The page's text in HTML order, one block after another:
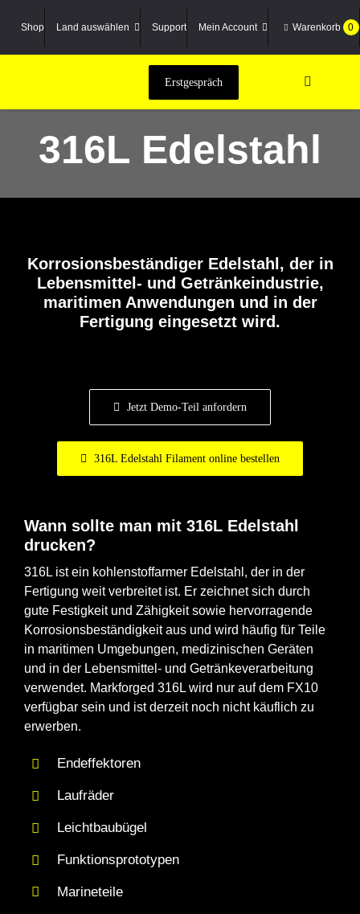
Inhalt
springen
Shop Land auswählen Support Mein Account Warenkorb 0
Erstgespräch
3D-
Academy
316L Edelstahl
Korrosionsbeständiger Edelstahl, der in
Lebensmittel- und Getränkeindustrie,
maritimen Anwendungen und in der
Fertigung eingesetzt wird.
Jetzt Demo-Teil anfordern
316L Edelstahl Filament online bestellen
Wann sollte man mit 316L Edelstahl
drucken?
316L ist ein kohlenstoffarmer Edelstahl, der in der
Fertigung weit verbreitet ist. Er zeichnet sich durch
gute Festigkeit und Zähigkeit sowie hervorragende
Korrosionsbeständigkeit aus und wird häufig für Teile
in maritimen Umgebungen, medizinischen Geräten
und in der Lebensmittel- und Getränkeverarbeitung
verwendet. Markforged 316L wird nur auf dem FX10
verfügbar sein und ist derzeit noch nicht käuflich zu
erwerben.
Endeffektoren
Laufräder
Leichtbaubügel
Funktionsprototypen
Marineteile